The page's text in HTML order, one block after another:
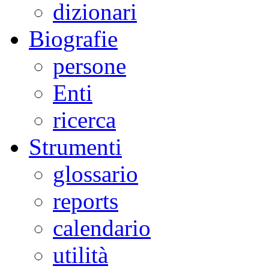
dizionari
Biografie
persone
Enti
ricerca
Strumenti
glossario
reports
calendario
utilità